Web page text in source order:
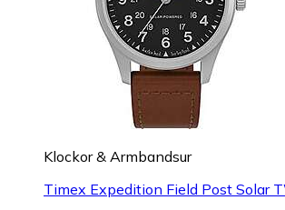
Klockor & Armbandsur
Timex Expedition Field Post Solar